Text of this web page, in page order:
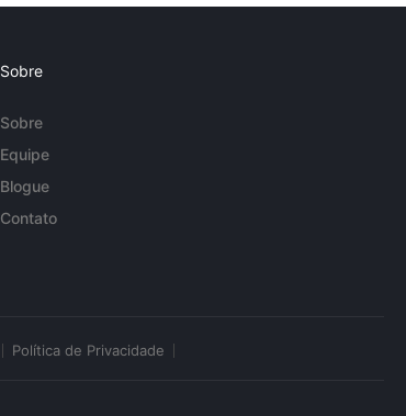
Sobre
Sobre
Equipe
Blogue
Contato
Política de Privacidade